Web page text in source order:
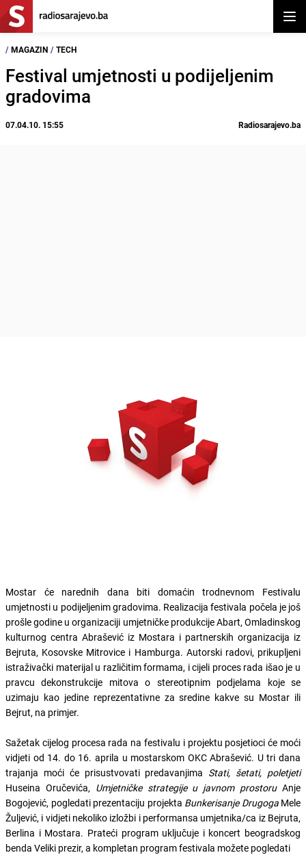
/ MAGAZIN / TECH
Festival umjetnosti u podijeljenim
gradovima
07.04.10. 15:55 Radiosarajevo.ba
Mostar će narednih dana biti domaćin trodnevnom Festivalu
umjetnosti u podijeljenim gradovima. Realizacija festivala počela je još
prošle godine u organizaciji umjetničke produkcije Abart, Omladinskog
kulturnog centra Abrašević iz Mostara i partnerskih organizacija iz
Bejruta, Kosovske Mitrovice i Hamburga. Autorski radovi, prikupljeni
istraživački materijal u različitim formama, i cijeli proces rada išao je u
pravcu dekonstrukcije mitova o stereotipnim podjelama koje se
uzimaju kao jedine reprezentativne za sredine kakve su Mostar ili
Bejrut, na primjer.
Sažetak cijelog procesa rada na festivalu i projektu posjetioci će moći
vidjeti od 14. do 16. aprila u mostarskom OKC Abrašević. U tri dana
trajanja moći će prisustvovati predavanjima Stati, šetati, poletjeti
Huseina Oručevića, Umjetničke strategije u javnom prostoruAnje
Bogojević, pogledati prezentaciju projekta Bunkerisanje DrugogaMele
Žuljević, i vidjeti nekoliko izložbi i performansa umjetnika/ca iz Bejruta,
Berlina i Mostara. Prateći program uključuje i koncert beogradskog
benda Veliki prezir, a kompletan program festivala možete pogledati